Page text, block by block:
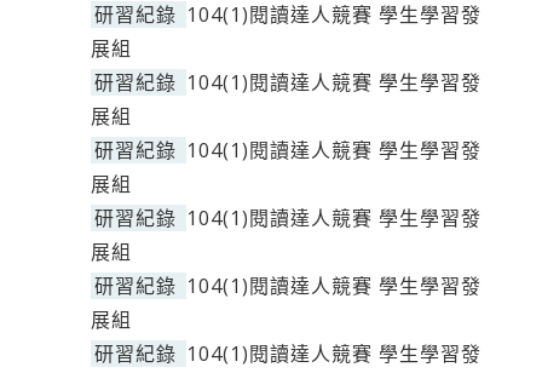
研習紀錄 104(1)閱讀達人競賽 學生學習發
展組
研習紀錄 104(1)閱讀達人競賽 學生學習發
展組
研習紀錄 104(1)閱讀達人競賽 學生學習發
展組
研習紀錄 104(1)閱讀達人競賽 學生學習發
展組
研習紀錄 104(1)閱讀達人競賽 學生學習發
展組
研習紀錄 104(1)閱讀達人競賽 學生學習發